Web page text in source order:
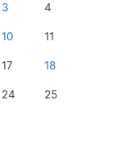
3 4
10 11
17 18
24 25